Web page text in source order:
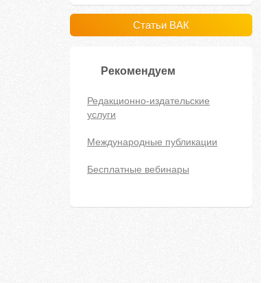
Статьи ВАК
Рекомендуем
Редакционно-издательские
услуги
Международные публикации
Бесплатные вебинары